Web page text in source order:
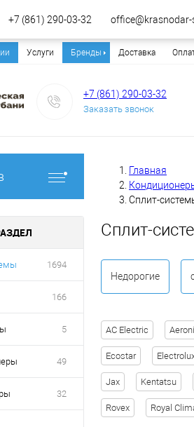
Услуги Бренды Доставка
+7 (861) 290-03-32
Заказать звонок
1694
166
5
49
32
Главная
Сплит-
Сплит-
Недорогие
AC Electric
Ecostar
Jax Kentatsu
Rovex Royal
+7 (861) 290-03-32 office@krasnodar-